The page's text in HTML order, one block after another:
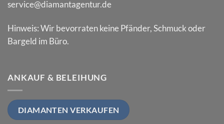
service@diamantagentur.de
Hinweis: Wir bevorraten keine Pfänder, Schmuck oder
Bargeld im Büro.
ANKAUF & BELEIHUNG
DIAMANTEN VERKAUFEN